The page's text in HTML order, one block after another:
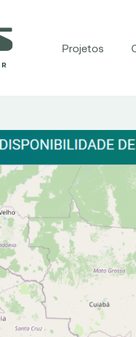
Projetos